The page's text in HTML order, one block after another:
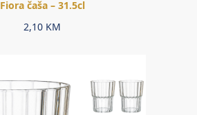
Fiora čaša – 31.5cl
2,10 KM